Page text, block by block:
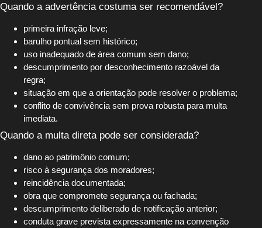
Quando a advertência costuma ser recomendável?
primeira infração leve;
barulho pontual sem histórico;
uso inadequado de área comum sem dano;
descumprimento por desconhecimento razoável da
regra;
situação em que a orientação pode resolver o problema;
conflito de convivência sem prova robusta para multa
imediata.
Quando a multa direta pode ser considerada?
dano ao patrimônio comum;
risco à segurança dos moradores;
reincidência documentada;
obra que compromete segurança ou fachada;
descumprimento deliberado de notificação anterior;
conduta grave prevista expressamente na convenção